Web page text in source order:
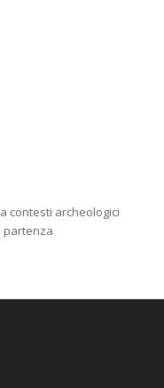
contesti archeologici
partenza